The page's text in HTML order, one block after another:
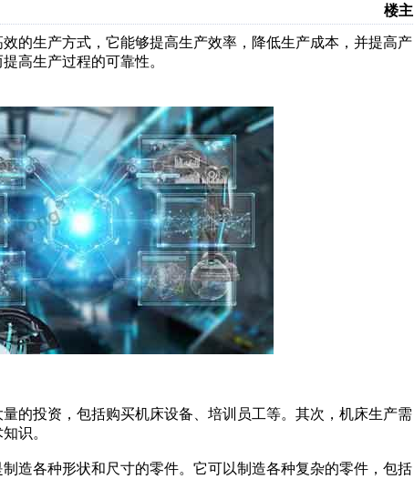
楼主
的生产方式，它能够提高生产效率，降低生产成本，并提高产
高生产过程的可靠性。
的投资，包括购买机床设备、培训员工等。其次，机床生产需
识。
造各种形状和尺寸的零件。它可以制造各种复杂的零件，包括